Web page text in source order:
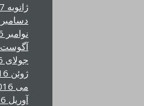
ژانویه 2017
دسامبر 2016
نوامبر 2016
آگوست 2016
جولای 2016
ژوئن 2016
می 2016
آوریل 2016